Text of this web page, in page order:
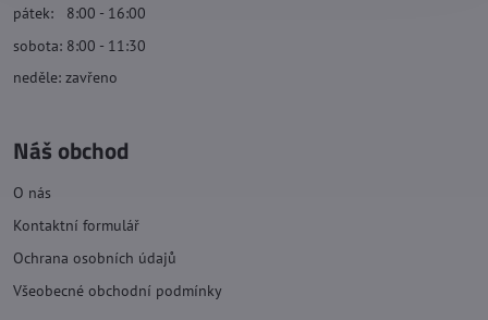
pátek: 8:00 - 16:00
sobota: 8:00 - 11:30
neděle: zavřeno
Náš obchod
O nás
Kontaktní formulář
Ochrana osobních údajů
Všeobecné obchodní podmínky